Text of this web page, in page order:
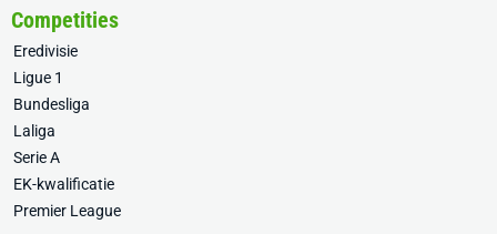
Competities
Eredivisie
Ligue 1
Bundesliga
Laliga
Serie A
EK-kwalificatie
Premier League